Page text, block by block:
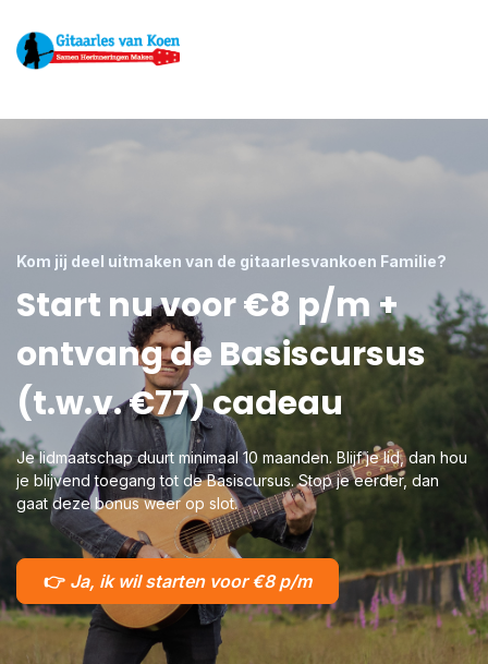
Kom jij deel uitmaken van de gitaarlesvankoen Familie?
Start nu voor €8 p/m +
ontvang de Basiscursus
(t.w.v. €77) cadeau
Je lidmaatschap duurt minimaal 10 maanden. Blijf je lid, dan hou
je blijvend toegang tot de Basiscursus. Stop je eerder, dan
gaat deze bonus weer op slot.
👉 Ja, ik wil starten voor €8 p/m